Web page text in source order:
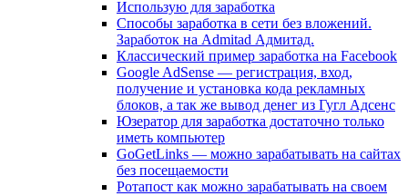
Использую для заработка
Способы заработка в сети без вложений.
Заработок на Admitad Адмитад.
Классический пример заработка на Facebook
Google AdSense — регистрация, вход,
получение и установка кода рекламных
блоков, а так же вывод денег из Гугл Адсенс
Юзератор для заработка достаточно только
иметь компьютер
GoGetLinks — можно зарабатывать на сайтах
без посещаемости
Ротапост как можно зарабатывать на своем